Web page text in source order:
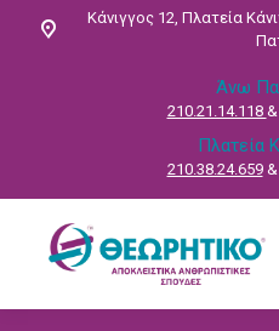
Κάνιγγος 12, Πλατεία
Άνω
210.21.14.118 &
Πλατεία
210.38.24.659&